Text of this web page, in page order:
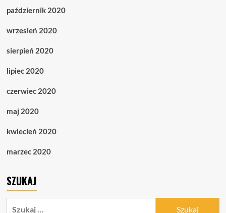
październik 2020
wrzesień 2020
sierpień 2020
lipiec 2020
czerwiec 2020
maj 2020
kwiecień 2020
marzec 2020
SZUKAJ